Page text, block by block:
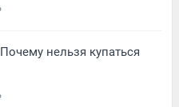
нельзя купаться